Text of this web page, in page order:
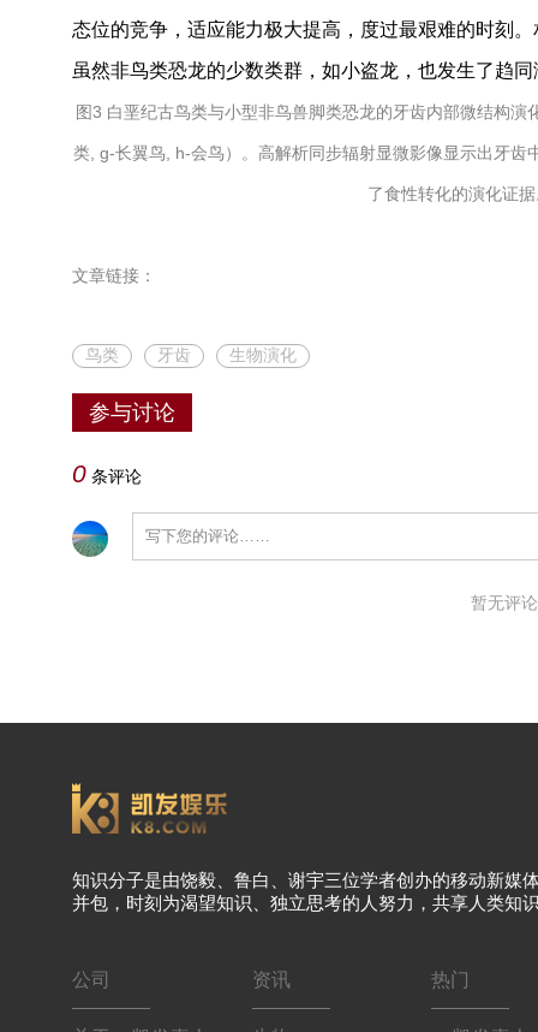
态位的竞争，适应能力极大提高，度过最艰难的时刻
虽然非鸟类恐龙的少数类群，如小盗龙，也发生了趋
图3 白垩纪古鸟类与小型非鸟兽脚类恐龙的牙齿内部微结构
类, g-长翼鸟, h-会鸟）。高解析同步辐射显微影像显示出牙
了食性转化的演化证
文章链接：
鸟类 牙齿 生物演化
参与讨论
0 条评论
暂无评
知识分子是由饶毅、鲁白、谢宇三位学者创办的移动新媒
并包，时刻为渴望知识、独立思考的人努力，共享人类知
公司 资讯 热门